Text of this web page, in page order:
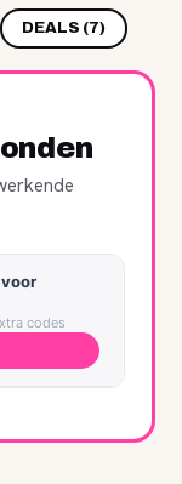
DEALS (7)
codes